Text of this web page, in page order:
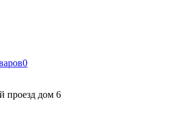
0
проезд дом 6